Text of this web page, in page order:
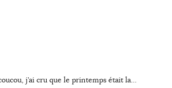
j’ai cru que le printemps était la…